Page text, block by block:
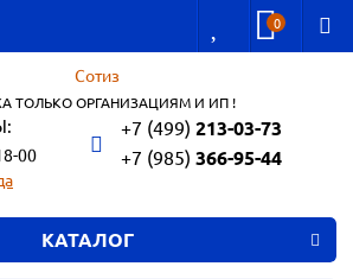
0
ТОЛЬКО ОРГАНИЗАЦИЯМ И ИП !
00
+7 (499) 213-03-73
+7 (985) 366-95-44
КАТАЛОГ